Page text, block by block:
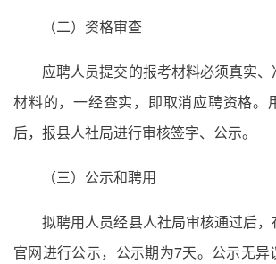
（二）资格审查
应聘人员提交的报考材料必须真实
材料的，一经查实，即取消应聘资格。
后，报县人社局进行审核签字、公示。
（三）公示和聘用
拟聘用人员经县人社局审核通过后
官网进行公示，公示期为7天。公示无异